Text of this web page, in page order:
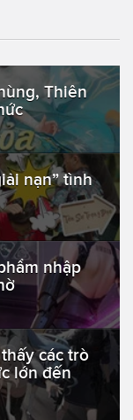
Thiên
nạn” tình
nhập
các trò
lớn đến